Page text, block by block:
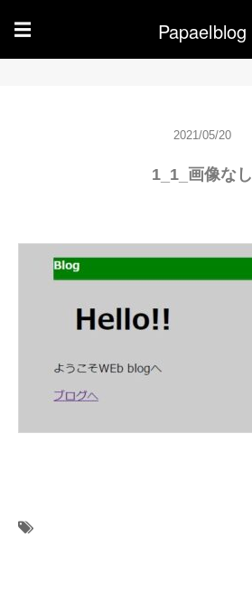
☰ Papaelblog
2021/05/20
1_1_画像なし